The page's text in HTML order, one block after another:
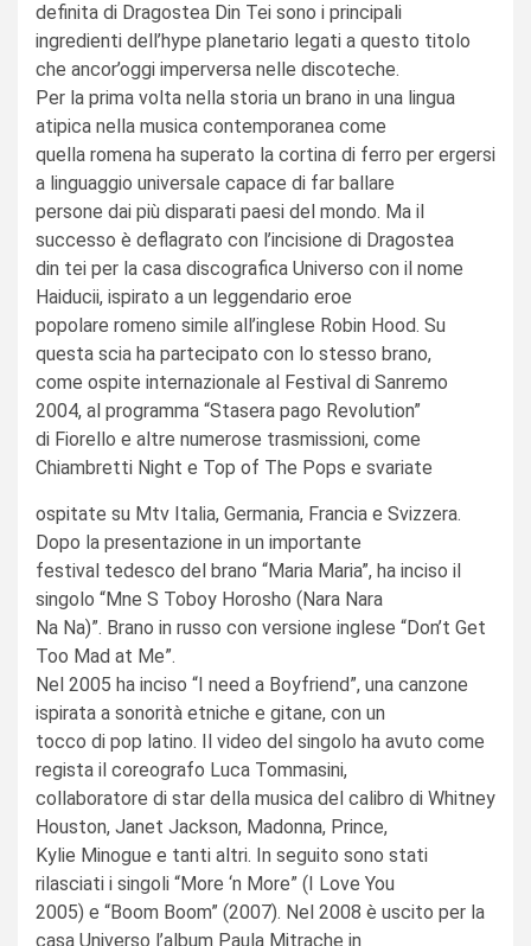
definita di Dragostea Din Tei sono i principali
ingredienti dell’hype planetario legati a questo titolo
che ancor’oggi imperversa nelle discoteche.
Per la prima volta nella storia un brano in una lingua
atipica nella musica contemporanea come
quella romena ha superato la cortina di ferro per ergersi
a linguaggio universale capace di far ballare
persone dai più disparati paesi del mondo. Ma il
successo è deflagrato con l’incisione di Dragostea
din tei per la casa discografica Universo con il nome
Haiducii, ispirato a un leggendario eroe
popolare romeno simile all’inglese Robin Hood. Su
questa scia ha partecipato con lo stesso brano,
come ospite internazionale al Festival di Sanremo
2004, al programma “Stasera pago Revolution”
di Fiorello e altre numerose trasmissioni, come
Chiambretti Night e Top of The Pops e svariate
ospitate su Mtv Italia, Germania, Francia e Svizzera.
Dopo la presentazione in un importante
festival tedesco del brano “Maria Maria”, ha inciso il
singolo “Mne S Toboy Horosho (Nara Nara
Na Na)”. Brano in russo con versione inglese “Don’t Get
Too Mad at Me”.
Nel 2005 ha inciso “I need a Boyfriend”, una canzone
ispirata a sonorità etniche e gitane, con un
tocco di pop latino. Il video del singolo ha avuto come
regista il coreografo Luca Tommasini,
collaboratore di star della musica del calibro di Whitney
Houston, Janet Jackson, Madonna, Prince,
Kylie Minogue e tanti altri. In seguito sono stati
rilasciati i singoli “More ‘n More” (I Love You
2005) e “Boom Boom” (2007). Nel 2008 è uscito per la
casa Universo l’album Paula Mitrache in